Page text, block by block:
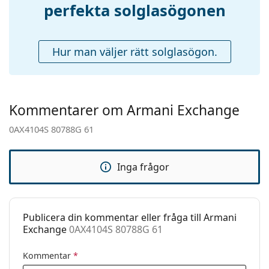
Fjädergångjärn:
Nej
Nej
Putsduk:
Ja
Kön:
Män
Kategori:
Varumärke:
Armani Exchange
Enligt mode
Recept finns:
perfekta solglasögonen
Hur man väljer rätt solglasögon.
Kommentarer om Armani Exchange
0AX4104S 80788G 61
Inga frågor
Publicera din kommentar eller fråga till Armani
Exchange0AX4104S 80788G 61
Kommentar *